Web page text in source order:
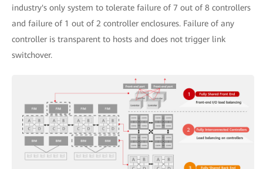
industry's only system to tolerate failure of 7 out of 8 controllers
and failure of 1 out of 2 controller enclosures. Failure of any
controller is transparent to hosts and does not trigger link
switchover.